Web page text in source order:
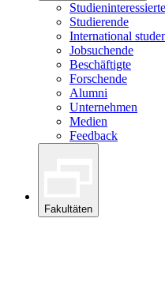
Studieninteressierte
Studierende
International
Jobsuchende
Beschäftigte
Forschende
Alumni
Unternehmen
Medien
Feedback
Fakultäten